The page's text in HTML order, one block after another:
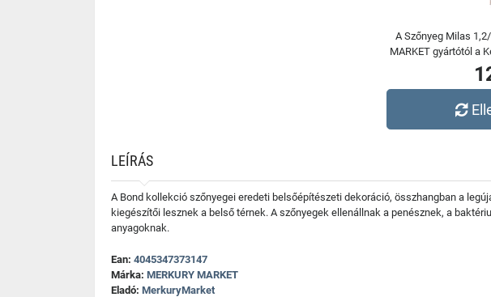
A Szőnyeg Milas
MARKET gyártótól a
LEÍRÁS
A Bond kollekció szőnyegei eredeti belsőépítészeti dekoráció, összhangban a
kiegészítői lesznek a belső térnek. A szőnyegek ellenállnak a penésznek, a
anyagoknak.
Ean: 4045347373147
Márka: MERKURY MARKET
Eladó: MerkuryMarket